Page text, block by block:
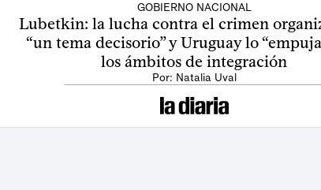
GOBIERNO NACIONAL
Lubetkin: la lucha contra el crimen
“un tema decisorio” y Uruguay lo
los ámbitos de integración
Por: Natalia Uval